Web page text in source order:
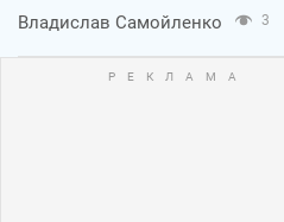
Владислав Самойленко 3